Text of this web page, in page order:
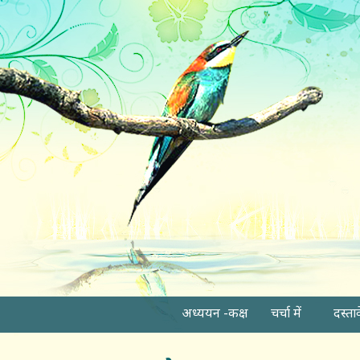
अध्ययन -कक्ष चर्चा में